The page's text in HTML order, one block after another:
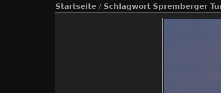
Startseite / Schlagwort Spremberger